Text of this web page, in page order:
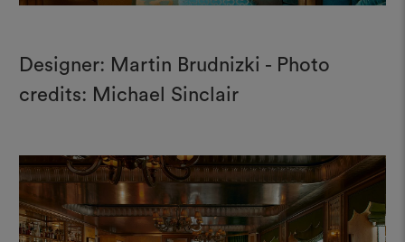
Designer: Martin Brudnizki - Photo
credits: Michael Sinclair